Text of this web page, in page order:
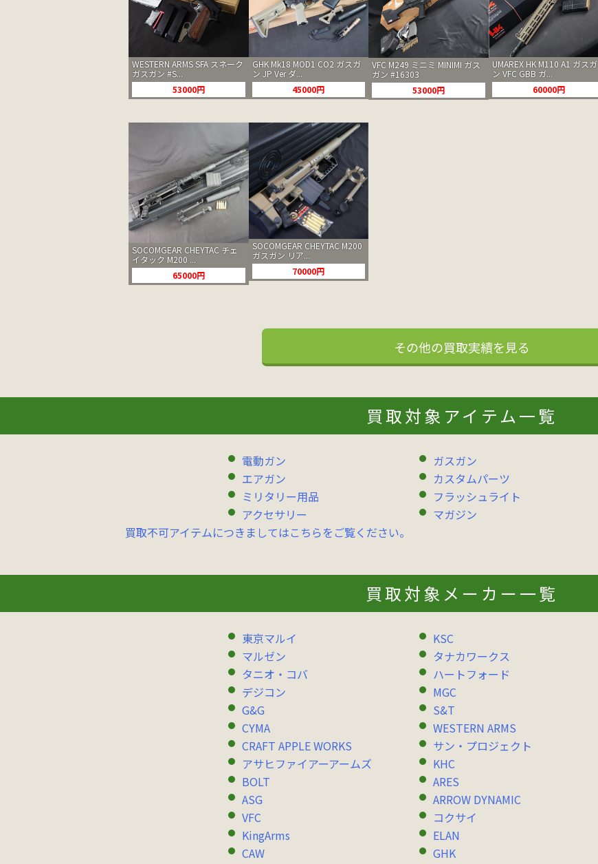
WESTERN ARMS SFA スネーク
ガスガン #S...
53000円
GHK Mk18 MOD1 CO2 ガスガ
ン JP Ver ダ...
45000円
VFC M249 ミニミ MINIMI ガス
ガン #16303
53000円
UMAREX HK M110 A1 ガスガ
ン VFC GBB ガ...
60000円
SOCOMGEAR CHEYTAC チェ
イタック M200 ...
65000円
SOCOMGEAR CHEYTAC M200
ガスガン リア...
70000円
その他の買取実績を見る
買取対象アイテム一覧
電動ガン ガスガン
エアガン
カスタムパーツ
ミリタリー用品
フラッシュライト
アクセサリー
マガジン
買取不可アイテムにつきましてはこちらをご覧ください。
買取対象メーカー一覧
東京マルイ KSC
マルゼン
タナカワークス
タニオ・コバ
ハートフォード
デジコン
MGC
G&G
S&T
CYMA
WESTERN ARMS
CRAFT APPLE WORKS
サン・プロジェクト
アサヒファイアーアームズ
KHC
BOLT
ARES
ASG
ARROW DYNAMIC
VFC
コクサイ
KingArms
ELAN
CAW
GHK